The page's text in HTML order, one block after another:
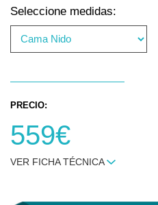
Seleccione medidas:
PRECIO:
559€
VER FICHA TÉCNICA